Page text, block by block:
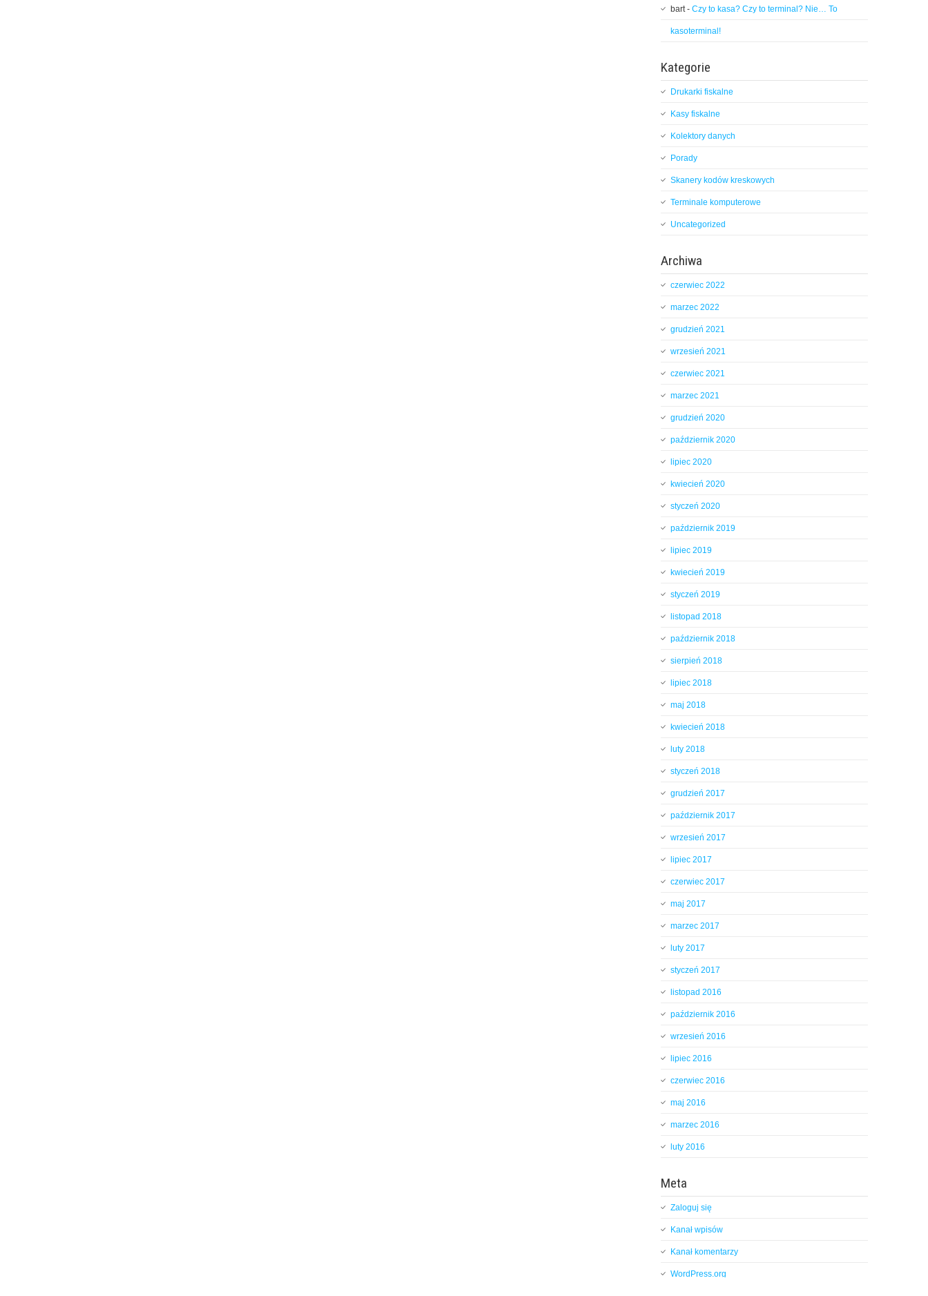
bart- Czy to kasa? Czy to terminal? Nie… To
kasoterminal!
Kategorie
Drukarki fiskalne
Kasy fiskalne
Kolektory danych
Porady
Skanery kodów kreskowych
Terminale komputerowe
Uncategorized
Archiwa
czerwiec 2022
marzec 2022
grudzień 2021
wrzesień 2021
czerwiec 2021
marzec 2021
grudzień 2020
październik 2020
lipiec 2020
kwiecień 2020
styczeń 2020
październik 2019
lipiec 2019
kwiecień 2019
styczeń 2019
listopad 2018
październik 2018
sierpień 2018
lipiec 2018
maj 2018
kwiecień 2018
luty 2018
styczeń 2018
grudzień 2017
październik 2017
wrzesień 2017
lipiec 2017
czerwiec 2017
maj 2017
marzec 2017
luty 2017
styczeń 2017
listopad 2016
październik 2016
wrzesień 2016
lipiec 2016
czerwiec 2016
maj 2016
marzec 2016
luty 2016
Meta
Zaloguj się
Kanał wpisów
Kanał komentarzy
WordPress.org